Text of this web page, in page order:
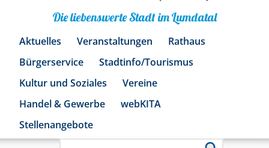
Die liebenswerte Stadt im Lumdatal
Aktuelles Veranstaltungen
Rathaus
Bürgerservice
Stadtinfo/Tourismus
Kultur und Soziales
Vereine
Handel & Gewerbe
webKITA
Stellenangebote